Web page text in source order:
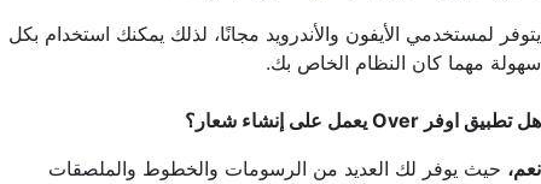
يتوفر لمستخدمي الأيفون والأندرويد مجانًا، لذلك يمكنك استخدام بكل
سهولة مهما كان النظام الخاص بك.
هل تطبيق اوفر Over يعمل على إنشاء شعار؟
نعم، حيث يوفر لك العديد من الرسومات والخطوط والملصقات